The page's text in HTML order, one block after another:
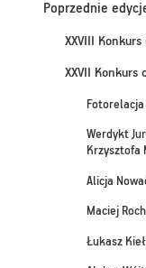
Poprzednie
XXVIII
XXVII Konkurs
Fotorelacja
Werdykt
Krzysztofa
Alicja
Maciej
Łukasz